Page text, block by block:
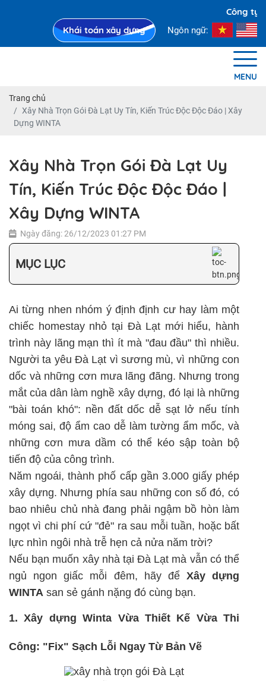
Công ty Xây
Khái toán xây dựng
Ngôn ngữ:
MENU
Trang chủ
Xây Nhà Trọn Gói Đà Lạt Uy Tín, Kiến Trúc Độc Độc Đáo | Xây
Dựng WINTA
Xây Nhà Trọn Gói Đà Lạt Uy
Tín, Kiến Trúc Độc Độc Đáo |
Xây Dựng WINTA
Ngày đăng: 26/12/2023 01:27 PM
MỤC LỤC
Ai từng nhen nhóm ý định định cư hay làm một
chiếc homestay nhỏ tại Đà Lạt mới hiểu, hành
trình này lãng mạn thì ít mà "đau đầu" thì nhiều.
Người ta yêu Đà Lạt vì sương mù, vì những con
dốc và những cơn mưa lãng đãng. Nhưng trong
mắt của dân làm nghề xây dựng, đó lại là những
"bài toán khó": nền đất dốc dễ sạt lở nếu tính
móng sai, độ ẩm cao dễ làm tường ẩm mốc, và
những cơn mưa dầm có thể kéo sập toàn bộ
tiến độ của công trình.
Năm ngoái, thành phố cấp gần 3.000 giấy phép
xây dựng. Nhưng phía sau những con số đó, có
bao nhiêu chủ nhà đang phải ngậm bồ hòn làm
ngọt vì chi phí cứ "đẻ" ra sau mỗi tuần, hoặc bất
lực nhìn ngôi nhà trễ hẹn cả nửa năm trời?
Nếu bạn muốn xây nhà tại Đà Lạt mà vẫn có thể
ngủ ngon giấc mỗi đêm, hãy để Xây dựng
WINTA san sẻ gánh nặng đó cùng bạn.
1. Xây dựng Winta Vừa Thiết Kế Vừa Thi
Công: "Fix" Sạch Lỗi Ngay Từ Bản Vẽ